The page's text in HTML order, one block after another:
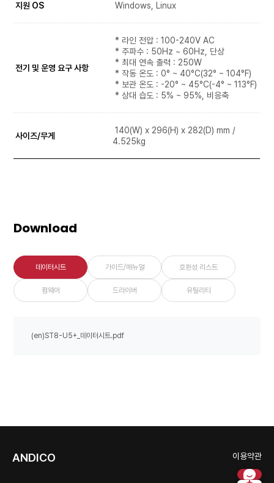
지원 OS Windows, Linux
전기 및 운영 요구 사항
* 라인 전압 : 100-240V AC
* 주파수 : 50Hz ~ 60Hz, 단상
* 최대 연속 출력 : 250W
* 작동 온도 : 0° ~ 40°C(32° ~ 104°F)
* 보관 온도 : -20° ~ 45°C(-4° ~ 113°F)
* 상대 습도 : 5% ~ 95%, 비응축
사이즈/무게
140(W) x 296(H) x 282(D) mm /
4.525kg
Download
데이터시트 가이드/매뉴얼 호환성 리스트
펌웨어 드라이버 유틸리티
(en)ST8-U5+_데이터시트.pdf
ANDICO 이용약관